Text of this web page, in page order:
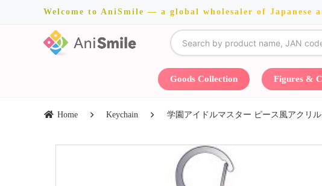
Welcome to AniSmile — a global wholesaler of Japanese
Goods Collection Figures &
Home Keychain 学園アイドルマスター ピース風アクリ